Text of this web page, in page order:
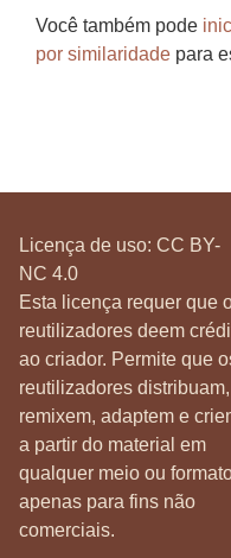
Você também pode
por similaridade para
Licença de uso: CC BY-
NC 4.0
Esta licença requer que
reutilizadores deem
ao criador. Permite que
reutilizadores distribuam,
remixem, adaptem e
a partir do material em
qualquer meio ou
apenas para fins não
comerciais.